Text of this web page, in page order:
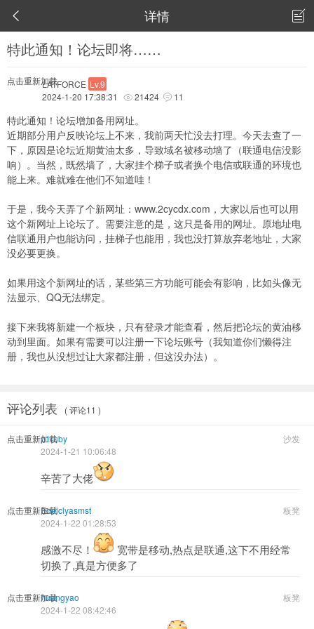
 详情 
特此通知！论坛即将……
点击重新加载LATFORCE Lv.9
2024-1-20 17:38:31
 21424  11
特此通知！论坛增加备用网址。
近期部分用户反映论坛上不来，我前两天忙没去打理。今天去查了一
下，原因是论坛近期黄油太多，导致域名被移动墙了（联通电信没影
响）。当然，既然墙了，大家挂个梯子或者换个电信或联通的环境也
能上来。难就难在他们不知道哇！
于是，我今天弄了个新网址： www.2cycdx.com ，大家以后也可以用
这个新网址上论坛了。需要注意的是，这只是备用的网址。原地址电
信联通用户也能访问，挂梯子也能用，我也没打算放弃老地址，大家
没必要更换。
如果用这个新网址的话，某些第三方功能可能会有影响，比如头像无
法显示、QQ无法绑定。
接下来我将新建一个板块，只有登录才能查看，然后把论坛的黄油移
动到里面。如果有需要可以注册一下论坛账号（我知道你们懒得注
册，我也从没想过让大家都注册，但这没办法）。
评论列表 ( 评论11 )
点击重新加载 沙发
p1ruby
2024-1-21 10:06:48
辛苦了大佬
点击重新加载 板凳
Edelclyasmst
2024-1-22 01:28:53
感激不尽！
宽带是移动,热点是联通,这下不用经常
切换了,真是方便多了
点击重新加载 板凳
huangyao
2024-1-22 08:42:46